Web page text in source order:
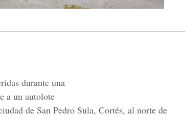
durante una
a un autolote
de San Pedro Sula, Cortés, al norte de